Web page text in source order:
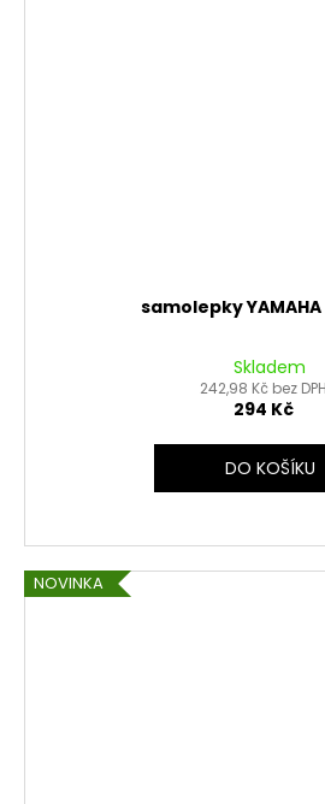
samolepky YAMAHA
Skladem
242,98 Kč bez DPH
294 Kč
DO KOŠÍKU
NOVINKA